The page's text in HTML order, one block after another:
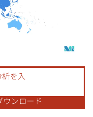
4.0の表示が必要です。